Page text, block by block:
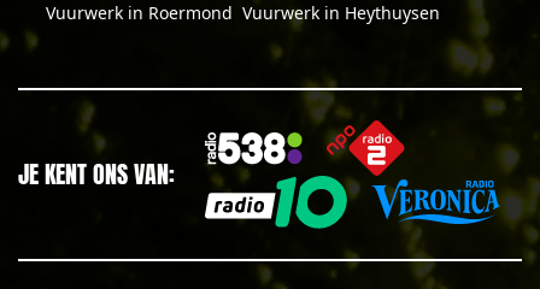
Vuurwerk in Roermond Vuurwerk in Heythuysen
JE KENT ONS VAN: